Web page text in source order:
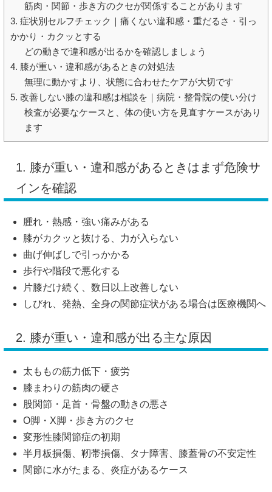
筋肉・関節・歩き方のクセが関係することがあります
3. 症状別セルフチェック｜痛くない違和感・重だるさ・引っ
かかり・カクッとする
どの動きで違和感が出るかを確認しましょう
4. 膝が重い・違和感があるときの対処法
無理に動かすより、状態に合わせたケアが大切です
5. 改善しない膝の違和感は相談を｜病院・整骨院の使い分け
検査が必要なケースと、体の使い方を見直すケースがあり
ます
1. 膝が重い・違和感があるときはまず危険サ
インを確認
腫れ・熱感・強い痛みがある
膝がカクッと抜ける、力が入らない
曲げ伸ばしで引っかかる
歩行や階段で悪化する
片膝だけ続く、数日以上改善しない
しびれ、発熱、全身の関節症状がある場合は医療機関へ
2. 膝が重い・違和感が出る主な原因
太ももの筋力低下・疲労
膝まわりの筋肉の硬さ
股関節・足首・骨盤の動きの悪さ
O脚・X脚・歩き方のクセ
変形性膝関節症の初期
半月板損傷、靭帯損傷、タナ障害、膝蓋骨の不安定性
関節に水がたまる、炎症があるケース